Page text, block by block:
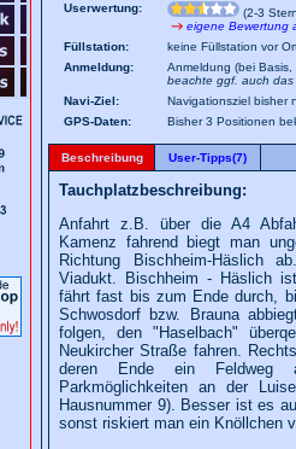
Userwertung:
(2-3
eigene Bewertung
Füllstation:
keine Füllstation vor
Anmeldung:
Anmeldung (bei
beachte ggf. auch
Navi-Ziel:
Navigationsziel bisher
GPS-Daten:
Bisher 3 Positionen
Beschreibung User-Tipps(7)
Tauchplatzbeschreibung:
Anfahrt z.B. über die A4
Kamenz fahrend biegt man
Richtung Bischheim-Häslich
Viadukt. Bischheim - Häslich
fährt fast bis zum Ende durch,
Schwosdorf bzw. Brauna
folgen, den "Haselbach"
Neukircher Straße fahren.
deren Ende ein Feldweg
Parkmöglichkeiten an der
Hausnummer 9). Besser ist es
sonst riskiert man ein Knöllchen